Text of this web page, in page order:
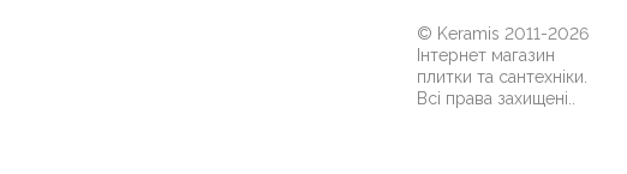
© Keramis 2011-2026
Інтернет магазин
плитки та сантехніки.
Всі права захищені..